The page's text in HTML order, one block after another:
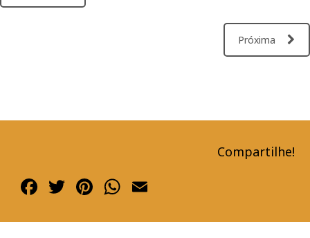
Próxima
Compartilhe!
Facebook
Twitter
Pinterest
WhatsApp